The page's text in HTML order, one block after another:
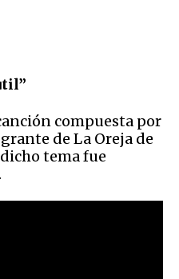
compuesta por
de La Oreja de
tema fue